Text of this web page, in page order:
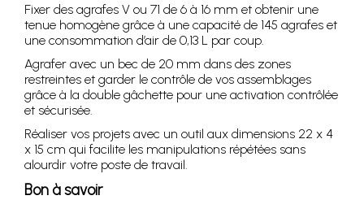
Fixer des agrafes V ou 71 de 6 à 16 mm et obtenir une
tenue homogène grâce à une capacité de 145 agrafes et
une consommation d’air de 0,13 L par coup.
Agrafer avec un bec de 20 mm dans des zones
restreintes et garder le contrôle de vos assemblages
grâce à la double gâchette pour une activation contrôlée
et sécurisée.
Réaliser vos projets avec un outil aux dimensions 22 x 4
x 15 cm qui facilite les manipulations répétées sans
alourdir votre poste de travail.
Bon à savoir